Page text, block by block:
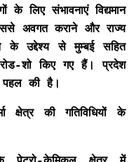
के लिए संभावनाएं विद्यमान
अवगत कराने और राज्य
के उद्देश्य से मुम्बई सहित
शो किए गए हैं। प्रदेश
पहल की है।
की गतिविधियों के